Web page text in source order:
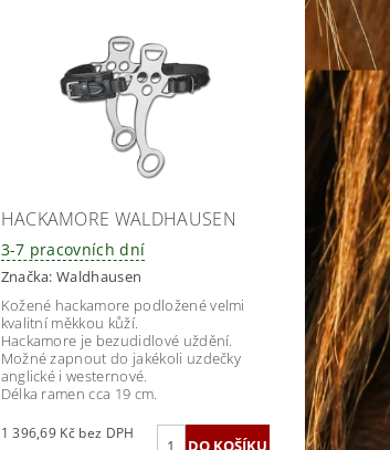
HACKAMORE WALDHAUSEN
3-7 pracovních dní
Značka:Waldhausen
Kožené hackamore podložené velmi
kvalitní měkkou kůží.
Hackamore je bezudidlové uždění.
Možné zapnout do jakékoli uzdečky
anglické i westernové.
Délka ramen cca 19 cm.
1 396,69 Kč bez DPH